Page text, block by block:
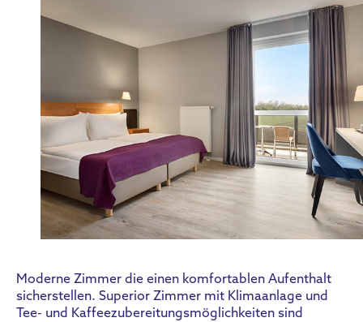
Moderne Zimmer die einen komfortablen Aufenthalt
sicherstellen. Superior Zimmer mit Klimaanlage und
Tee- und Kaffeezubereitungsmöglichkeiten sind